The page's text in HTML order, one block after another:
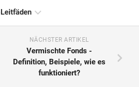
NÄCHSTER ARTIKEL
Vermischte Fonds -
Definition, Beispiele, wie es
funktioniert?